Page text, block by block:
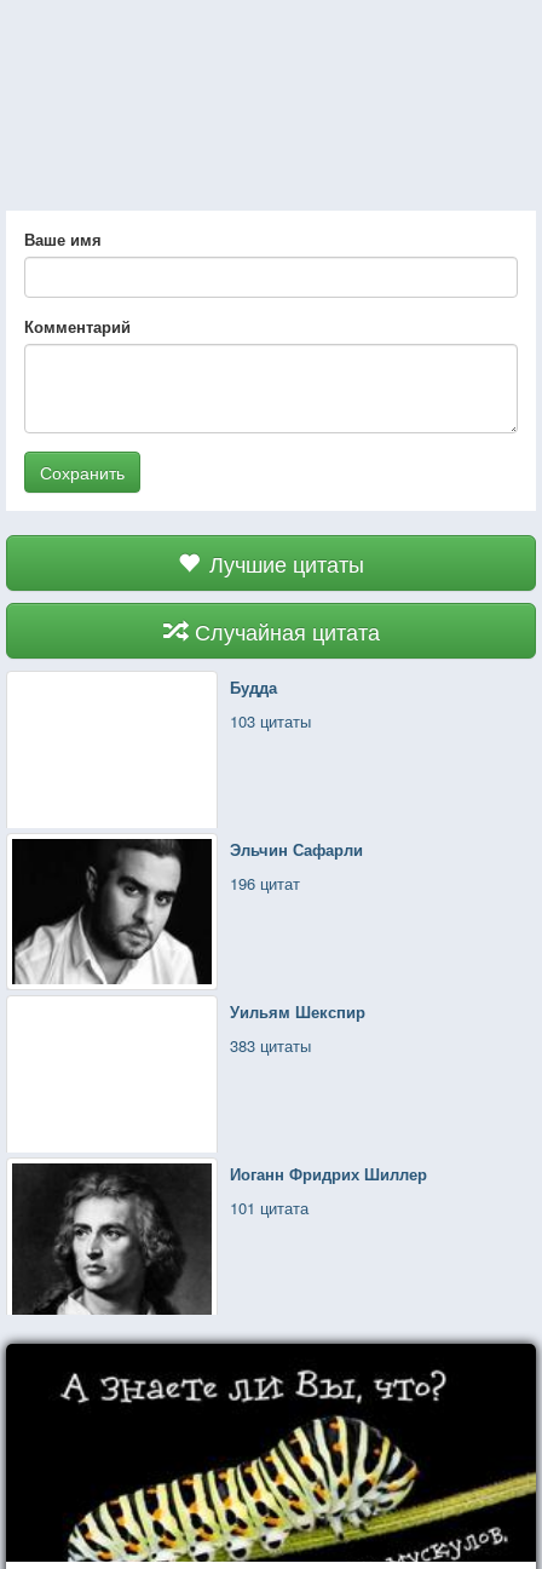
Ваше имя
Комментарий
Сохранить
Лучшие цитаты
Случайная цитата
Будда
103 цитаты
Эльчин Сафарли
196 цитат
Уильям Шекспир
383 цитаты
Иоганн Фридрих Шиллер
101 цитата